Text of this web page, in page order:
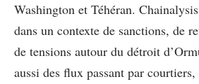
Washington et Téhéran.
dans un contexte de sanctions, de
de tensions autour du détroit
aussi des flux passant par